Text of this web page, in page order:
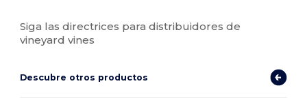
Siga las directrices para distribuidores de
vineyard vines
Descubre otros productos